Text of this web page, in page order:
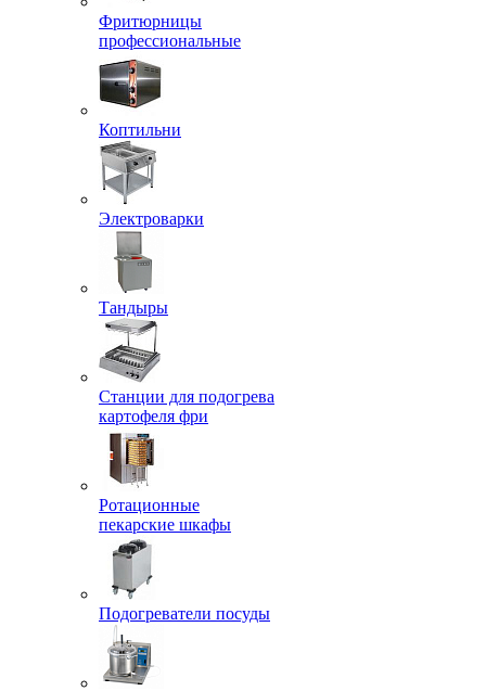
Фритюрницы
профессиональные
Коптильни
Электроварки
Тандыры
Станции для подогрева
картофеля фри
Ротационные
пекарские шкафы
Подогреватели посуды